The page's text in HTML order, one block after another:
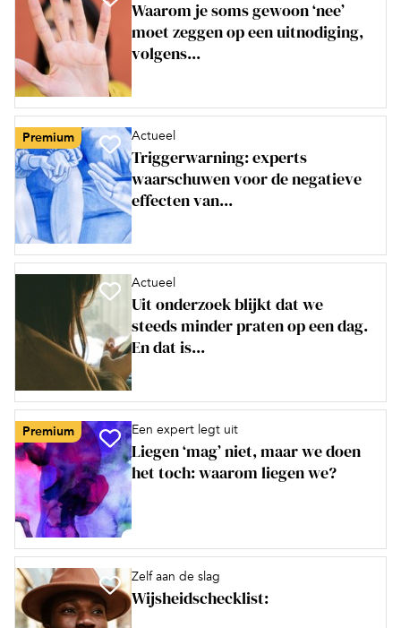
Waarom je soms gewoon ‘nee’
moet zeggen op een uitnodiging,
volgens...
Premium Actueel
Triggerwarning: experts
waarschuwen voor de negatieve
effecten van...
Actueel
Uit onderzoek blijkt dat we
steeds minder praten op een dag.
En dat is...
Premium Een expert legt uit
Liegen ‘mag’ niet, maar we doen
het toch: waarom liegen we?
Zelf aan de slag
Wijsheidschecklist: